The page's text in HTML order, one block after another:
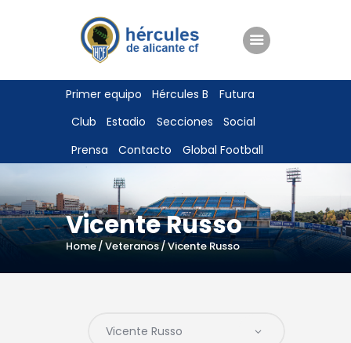
Primer equipo Hércules B
Futura
Club
Estadio Secciones
Social
Prensa
Contacto Global Football
Vicente Russo
Home Veteranos Vicente Russo
ENTRADAS
TIENDA
HÉRCULESCF100